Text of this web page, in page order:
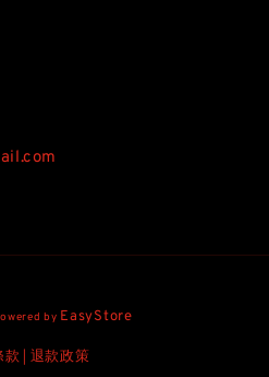
by EasyStore
款 退款政策